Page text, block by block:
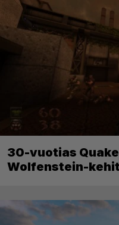
30-vuotias
Wolfenstein-